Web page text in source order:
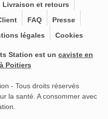
Livraison et retours
FAQ
Presse
légales Cookies
Station est un caviste en
Poitiers
- Tous droits réservés
la santé. A consommer avec